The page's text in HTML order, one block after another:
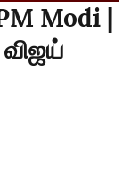
Modi |
விஜய்